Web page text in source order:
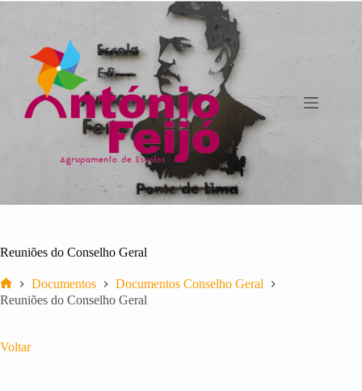
Pular
para
conteúdo
Reuniões do Conselho Geral
Início
Documentos
Documentos Conselho Geral
Reuniões do Conselho Geral
Voltar